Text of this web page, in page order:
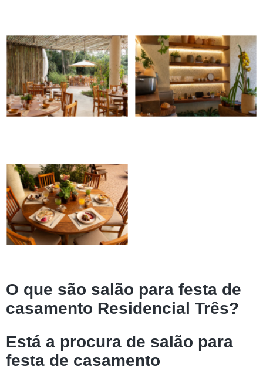
O que são salão para festa de
casamento Residencial Três?
Está a procura de salão para
festa de casamento